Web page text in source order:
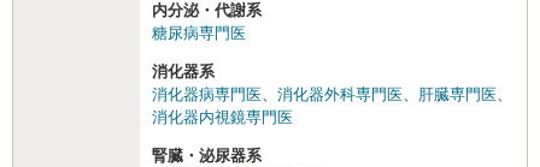
内分泌・代謝系
糖尿病専門医
消化器系
消化器病専門医、 消化器外科専門医、 肝臓専門医、
消化器内視鏡専門医
腎臓・泌尿器系